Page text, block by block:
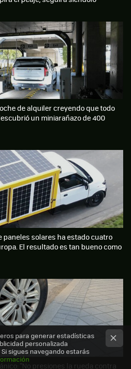
de alquiler creyendo que todo
un miniarañazo de 400
paneles solares ha estado cuatro
El resultado es tan bueno como
"No presiones la rueda contra
para generar estadísticas
personalizada
sigues navegando estarás